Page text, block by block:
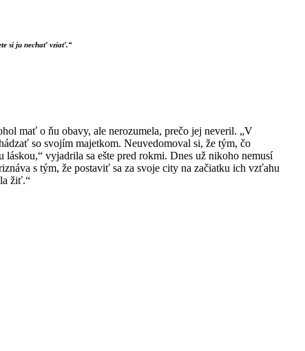
si ju nechať vziať.“
mať o ňu obavy, ale nerozumela, prečo jej neveril. „V
so svojím majetkom. Neuvedomoval si, že tým, čo
vy­jadrila sa ešte pred rokmi. Dnes už nikoho nemusí
s tým, že postaviť sa za svoje city na začiatku ich vzťahu
žiť.“